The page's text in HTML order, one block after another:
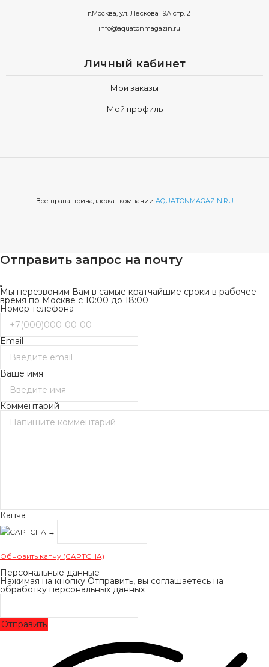
г.Москва, ул. Лескова 19А стр. 2
info@aquatonmagazin.ru
Личный кабинет
Мои заказы
Мой профиль
Все права принадлежат компании AQUATONMAGAZIN.RU
Отправить запрос на почту
Мы перезвоним Вам в самые кратчайшие сроки в рабочее
время по Москве с 10:00 до 18:00
Номер телефона
Email
Ваше имя
Комментарий
Капча
→
Обновить капчу (CAPTCHA)
Персональные данные
Нажимая на кнопку Отправить, вы соглашаетесь на
обработку персональных данных
Отправить